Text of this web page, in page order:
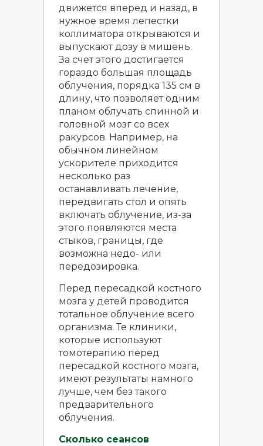
движется вперед и назад, в
нужное время лепестки
коллиматора открываются и
выпускают дозу в мишень.
За счет этого достигается
гораздо большая площадь
облучения, порядка 135 см в
длину, что позволяет одним
планом облучать спинной и
головной мозг со всех
ракурсов. Например, на
обычном линейном
ускорителе приходится
несколько раз
останавливать лечение,
передвигать стол и опять
включать облучение, из-за
этого появляются места
стыков, границы, где
возможна недо- или
передозировка.
Перед пересадкой костного
мозга у детей проводится
тотальное облучение всего
организма. Те клиники,
которые используют
томотерапию перед
пересадкой костного мозга,
имеют результаты намного
лучше, чем без такого
предварительного
облучения.
Сколько сеансов